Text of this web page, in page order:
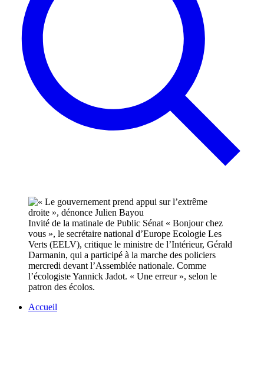
Invité de la matinale de Public Sénat « Bonjour chez
vous », le secrétaire national d’Europe Ecologie Les
Verts (EELV), critique le ministre de l’Intérieur, Gérald
Darmanin, qui a participé à la marche des policiers
mercredi devant l’Assemblée nationale. Comme
l’écologiste Yannick Jadot. « Une erreur », selon le
patron des écolos.
Accueil